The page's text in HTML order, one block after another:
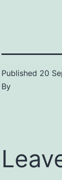
Published 20
By